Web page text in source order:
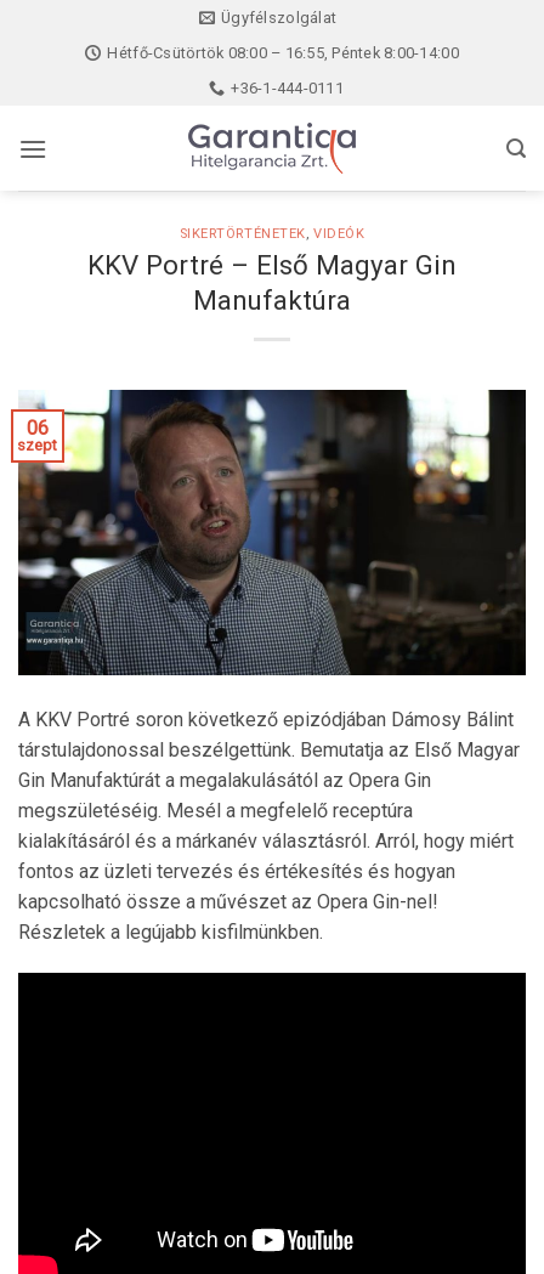
Ügyfélszolgálat
Hétfő-Csütörtök 08:00 – 16:55, Péntek 8:00-14:00
+36-1-444-0111
SIKERTÖRTÉNETEK,VIDEÓK
KKV Portré – Első Magyar Gin
Manufaktúra
06
szept
A KKV Portré soron következő epizódjában Dámosy Bálint
társtulajdonossal beszélgettünk. Bemutatja az Első Magyar
Gin Manufaktúrát a megalakulásától az Opera Gin
megszületéséig. Mesél a megfelelő receptúra
kialakításáról és a márkanév választásról. Arról, hogy miért
fontos az üzleti tervezés és értékesítés és hogyan
kapcsolható össze a művészet az Opera Gin-nel!
Részletek a legújabb kisfilmünkben.